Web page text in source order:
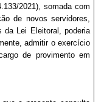
2021), somada com
de novos servidores,
da Lei Eleitoral, poderia
admitir o exercício
de provimento em